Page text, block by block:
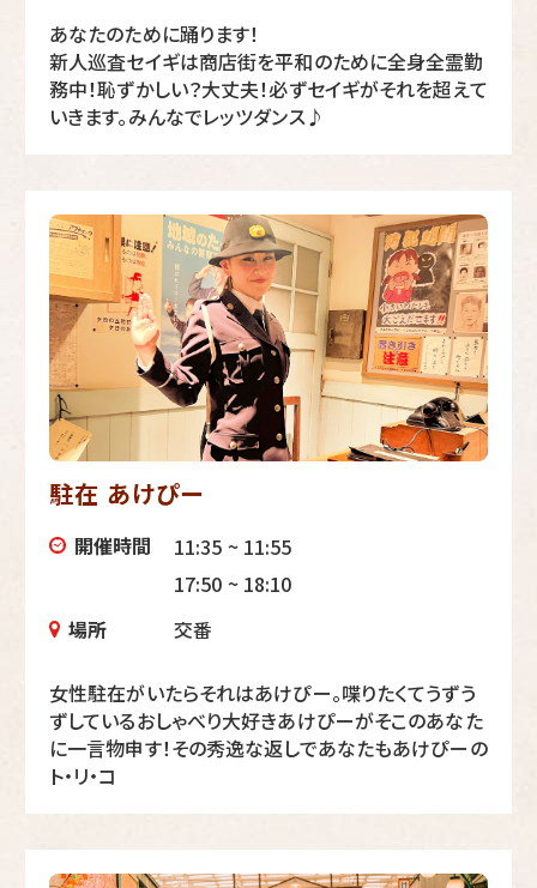
あなたのために踊ります！
新人巡査セイギは商店街を平和のために全身全霊勤
務中！恥ずかしい？大丈夫！必ずセイギがそれを超えて
いきます。みんなでレッツダンス♪
駐在 あけぴー
開催時間
11:35 ~ 11:55
17:50 ~ 18:10
場所
交番
女性駐在がいたらそれはあけぴー。喋りたくてうずう
ずしているおしゃべり大好きあけぴーがそこのあなた
に一言物申す！その秀逸な返しであなたもあけぴーの
ト・リ・コ